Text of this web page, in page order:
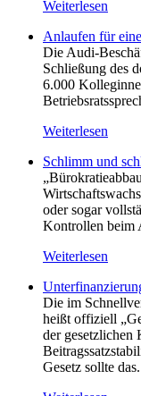
Weiterlesen
Anlaufen für
Die Audi-
Schließung des
6.000
Weiterlesen
Schlimm und
oder sogar
Kontrollen beim
Weiterlesen
Die im
heißt offiziell
der
Gesetz sollte